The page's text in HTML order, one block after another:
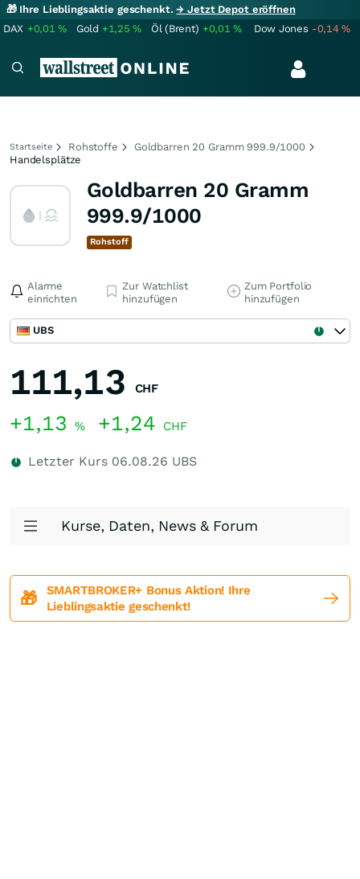
🎁 Ihre Lieblingsaktie geschenkt.→ Jetzt Depot eröffnen
DAX +0,01% Gold +1,25% Öl (Brent) +0,01% Dow Jones -0,14%
Startseite Rohstoffe
Goldbarren 20 Gramm 999.9/1000
Handelsplätze
Goldbarren 20 Gramm
999.9/1000
Rohstoff
Alarme
einrichten
Zur Watchlist
hinzufügen
Zum Portfolio
hinzufügen
UBS
111,13 CHF
+1,13 % +1,24 CHF
Letzter Kurs 06.08.26 UBS
Kurse, Daten, News & Forum
🎁
SMARTBROKER+ Bonus Aktion! Ihre
Lieblingsaktie geschenkt!